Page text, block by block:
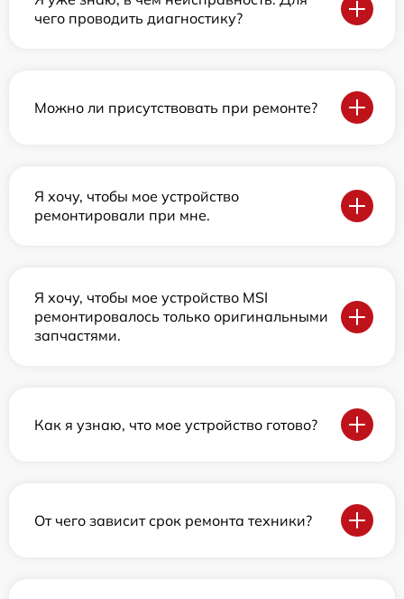
чего проводить диагностику?
Можно ли присутствовать при ремонте?
Я хочу, чтобы мое устройство
ремонтировали при мне.
Я хочу, чтобы мое устройство MSI
ремонтировалось только оригинальными
запчастями.
Как я узнаю, что мое устройство готово?
От чего зависит срок ремонта техники?